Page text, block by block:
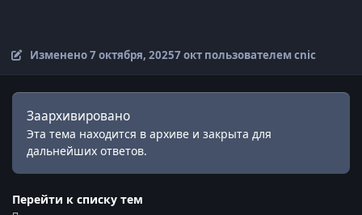
Изменено7 октября, 20257 октпользователем cnic
Заархивировано
Эта тема находится в архиве и закрыта для
дальнейших ответов.
Перейти к списку тем